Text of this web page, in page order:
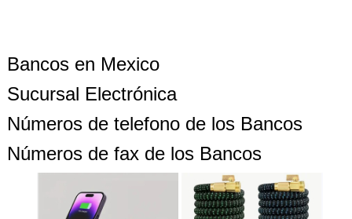
Bancos en Mexico
Sucursal Electrónica
Números de telefono de los Bancos
Números de fax de los Bancos